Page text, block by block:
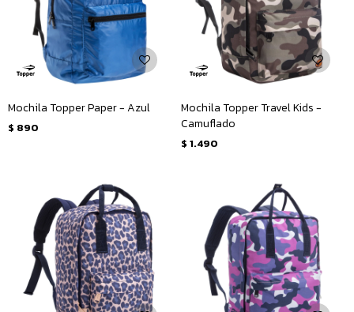
Mochila Topper Paper - Azul
$ 890
Mochila Topper Travel Kids -
Camuflado
$ 1.490